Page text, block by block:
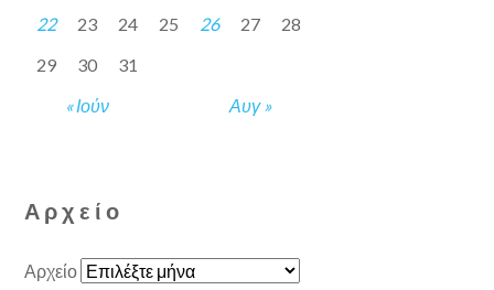
« Ιούν Αυγ »
22
23 24 25 26 27
28
29
30 31
Αρχείο
Αρχείο